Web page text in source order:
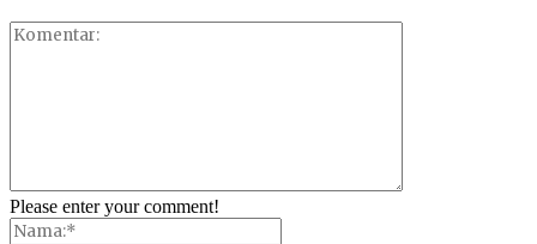
Please enter your comment!